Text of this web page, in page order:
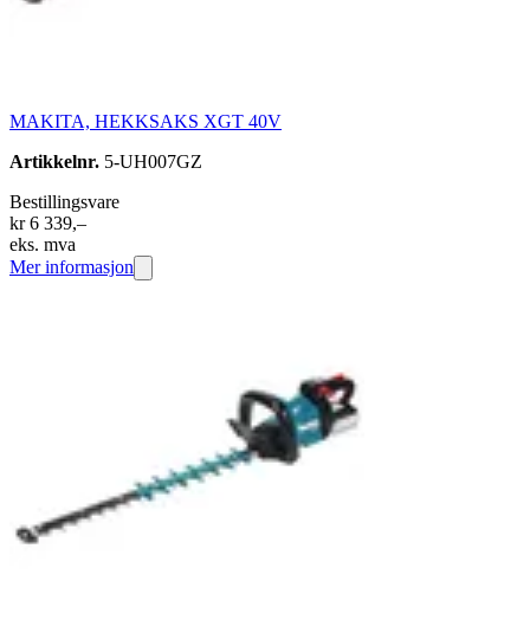
MAKITA, HEKKSAKS XGT 40V
Artikkelnr. 5-UH007GZ
Bestillingsvare
kr 6 339,–
eks. mva
Mer informasjon